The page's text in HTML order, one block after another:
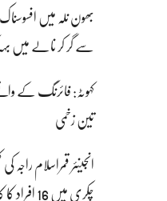
بھون نلہ میں
سے گر کر نالے میں بہہ
کہوٹہ: فائرنگ کے
تین زخمی
انجینئر قمراسلام راجہ
چکری میں 16 افراد کا کامیاب ریسکیو